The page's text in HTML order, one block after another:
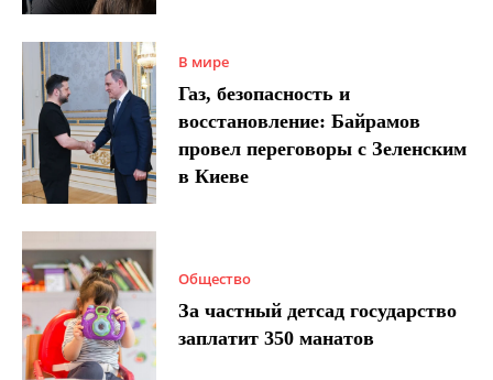
В мире
Газ, безопасность и
восстановление: Байрамов
провел переговоры с Зеленским
в Киеве
Общество
За частный детсад государство
заплатит 350 манатов